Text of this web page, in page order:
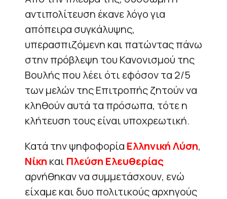
αντιπολίτευση έκανε λόγο για
απόπειρα συγκάλυψης,
υπερασπιζόμενη και πατώντας πάνω
στην πρόβλεψη του Κανονισμού της
Βουλής που λέει ότι εφόσον τα 2/5
των μελών της Επιτροπής ζητούν να
κληθούν αυτά τα πρόσωπα, τότε η
κλήτευση τους είναι υποχρεωτική.
Κατά την ψηφοφορία Ελληνική Λύση,
Νίκη και Πλεύση Ελευθερίας
αρνήθηκαν να συμμετάσχουν, ενώ
είχαμε και δυο πολιτικούς αρχηγούς